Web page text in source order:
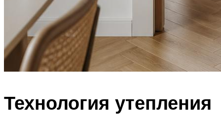
Технология утепления